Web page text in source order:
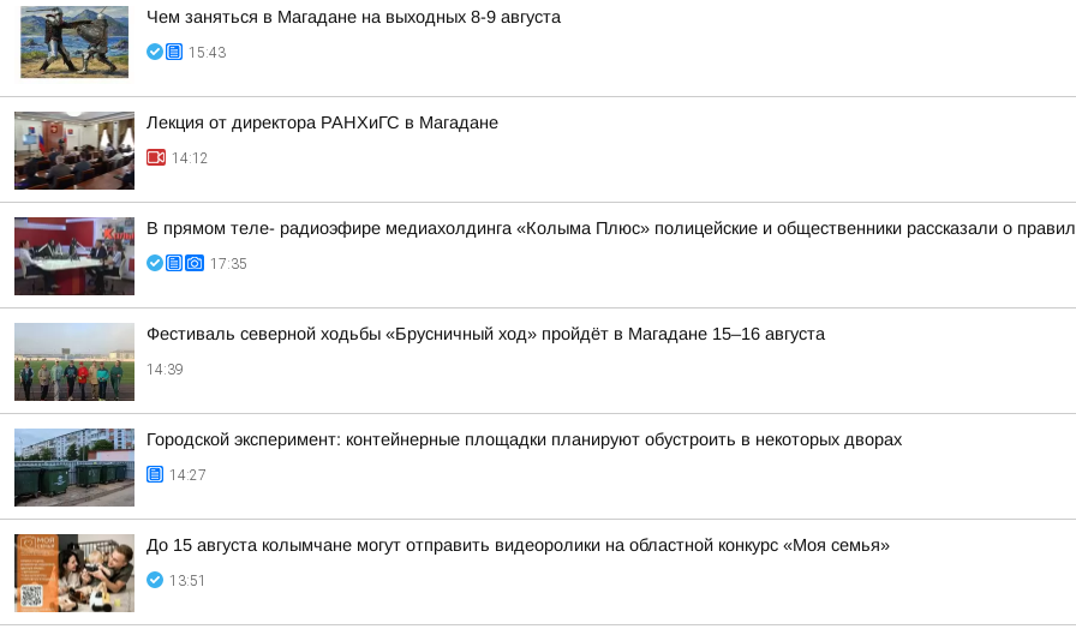
Чем заняться в Магадане на выходных 8-9 августа
15:43
Лекция от директора РАНХиГС в Магадане
14:12
В прямом теле- радиоэфире медиахолдинга «Колыма Плюс» полицейские и общественники рассказали о
17:35
Фестиваль северной ходьбы «Брусничный ход» пройдёт в Магадане 15–16 августа
14:39
Городской эксперимент: контейнерные площадки планируют обустроить в некоторых дворах
14:27
До 15 августа колымчане могут отправить видеоролики на областной конкурс «Моя семья»
13:51